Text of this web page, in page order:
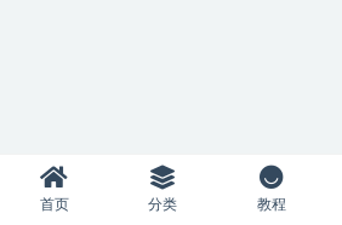
首页 分类 教程